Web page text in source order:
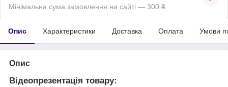
Мінімальна сума замовлення на сайті — 300 ₴
Опис Характеристики Доставка Оплата Умови
Опис
Відеопрезентація товару: